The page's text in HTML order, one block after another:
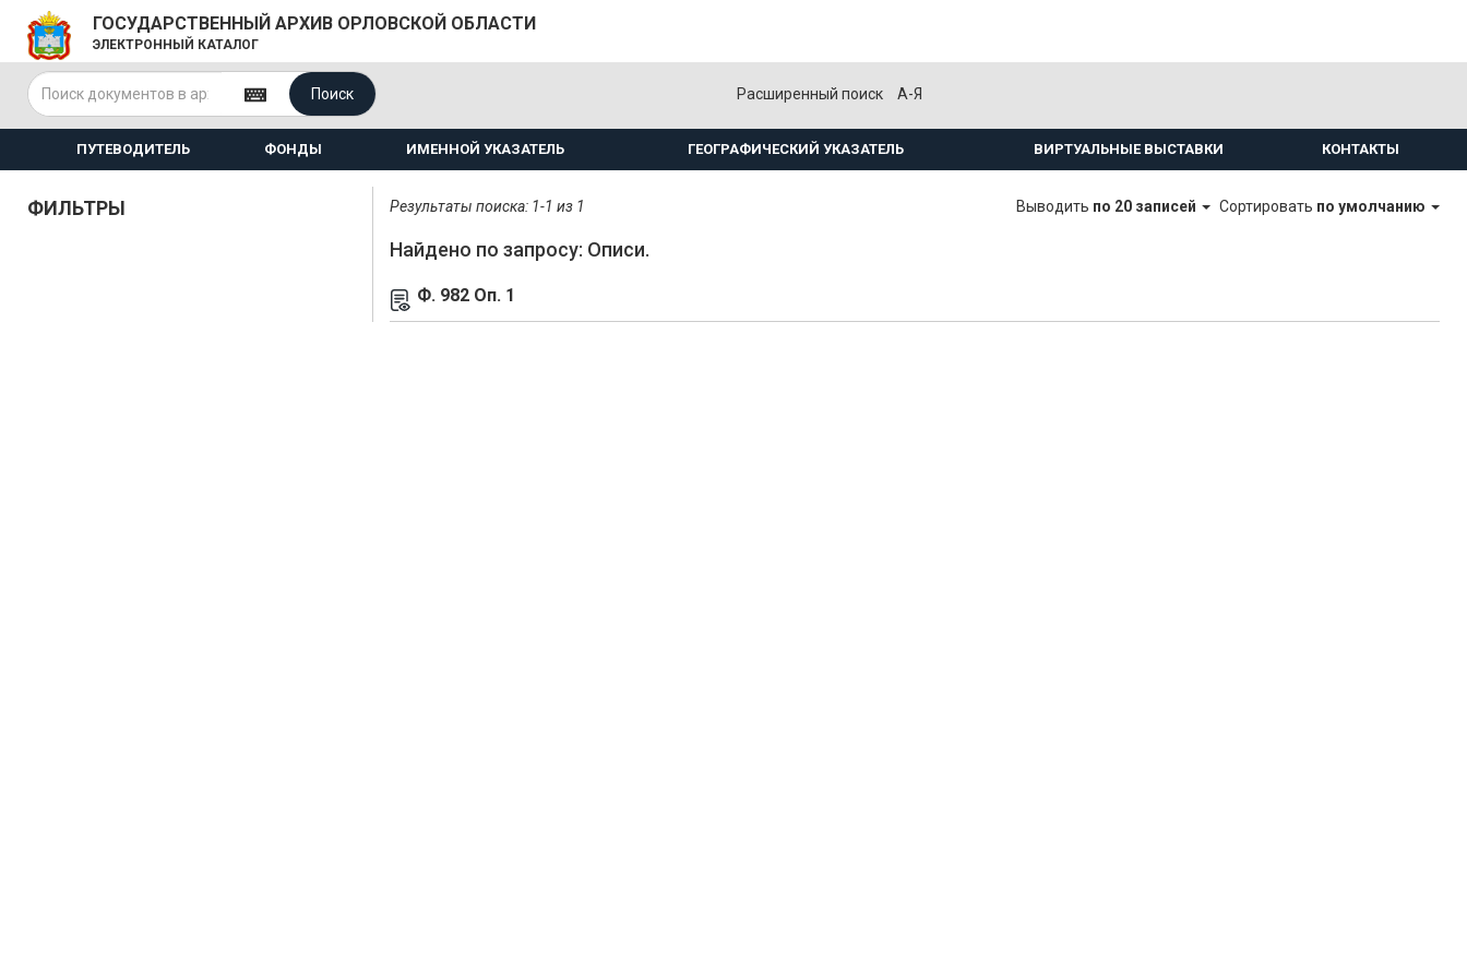
ГОСУДАРСТВЕННЫЙ АРХИВ ОРЛОВСКОЙ ОБЛАСТИ
ЭЛЕКТРОННЫЙ КАТАЛОГ
Поиск Расширенный поиск А-Я
ПУТЕВОДИТЕЛЬ ФОНДЫ ИМЕННОЙ УКАЗАТЕЛЬ ГЕОГРАФИЧЕСКИЙ УКАЗАТЕЛЬ ВИРТУАЛЬНЫЕ ВЫСТАВКИ КОНТАКТЫ
ФИЛЬТРЫ Результаты поиска: 1-1 из 1 Выводить по 20 записей Сортировать по умолчанию
Найдено по запросу: Описи.
Ф. 982 Оп. 1